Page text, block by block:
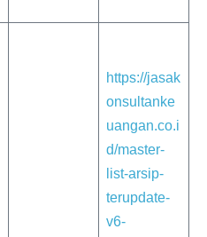
https://jasak
onsultanke
uangan.co.i
d/master-
list-arsip-
terupdate-
v6-